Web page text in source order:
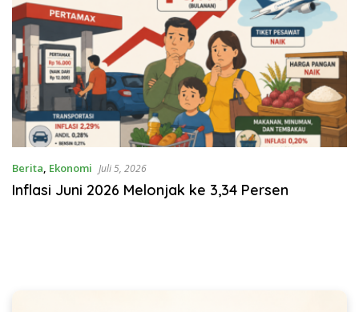
Berita, Ekonomi Juli 5, 2026
Inflasi Juni 2026 Melonjak ke 3,34 Persen